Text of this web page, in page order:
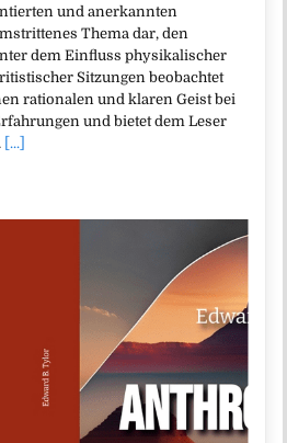
und anerkannten
Thema dar, den
dem Einfluss physikalischer
Sitzungen beobachtet
rationalen und klaren Geist bei
und bietet dem Leser
[...]